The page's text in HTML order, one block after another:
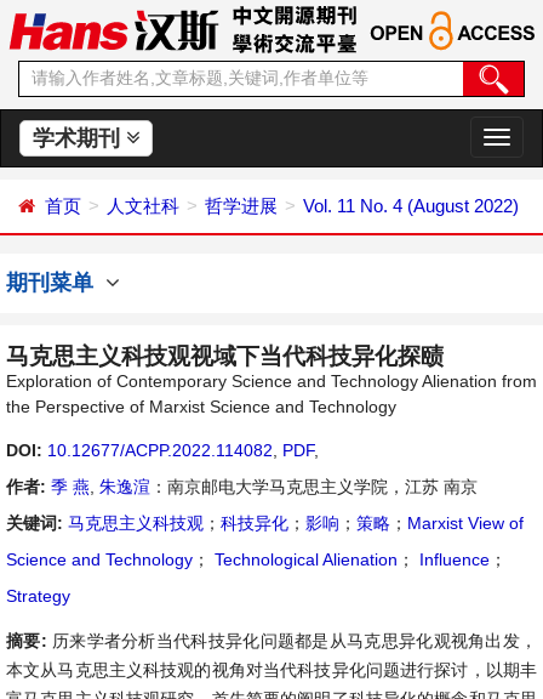
学术期刊
切
换
航
首页 人文社科 哲学进展 Vol. 11 No. 4 (August 2022)
期刊菜单
马克思主义科技观视域下当代科技异化探赜
Exploration of Contemporary Science and Technology Alienation from
the Perspective of Marxist Science and Technology
DOI: 10.12677/ACPP.2022.114082 PDF,
作者: 季 燕 朱逸渲 ：南京邮电大学马克思主义学院，江苏 南京
关键词: 马克思主义科技观 ； 科技异化 ； 影响 ； 策略 ； Marxist View of
Science and Technology ； Technological Alienation ； Influence ；
Strategy
摘要: 历来学者分析当代科技异化问题都是从马克思异化观视角出发，
本文从马克思主义科技观的视角对当代科技异化问题进行探讨，以期丰